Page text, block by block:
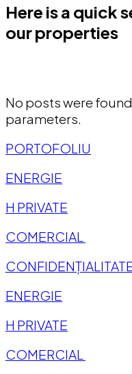
Here is a quick
our properties
No posts were
parameters.
PORTOFOLIU
ENERGIE
H PRIVATE
COMERCIAL
ENERGIE
H PRIVATE
COMERCIAL